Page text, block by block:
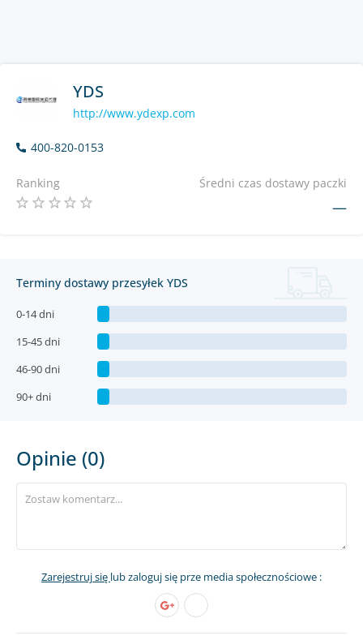
YDS
http://www.ydexp.com
400-820-0153
Ranking Średni czas dostawy paczki
—
Terminy dostawy przesyłek YDS
0-14 dni
15-45 dni
46-90 dni
90+ dni
Opinie (0)
Zarejestruj się lub zaloguj się prze media społecznościowe :